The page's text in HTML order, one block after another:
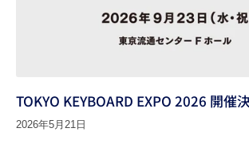
TOKYO KEYBOARD EXPO 2026 開催
2026年5月21日